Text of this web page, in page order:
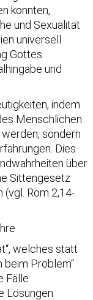
konnten,
und Sexualität
universell
Gottes
und
indem
Menschlichen
sondern
Dies
über
Sittengesetz
(vgl. Röm 2,14-
welches statt
beim Problem“
Fälle
Lösungen